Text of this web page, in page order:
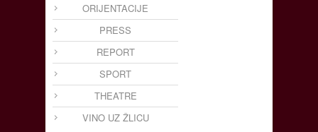
ORIJENTACIJE
PRESS
REPORT
SPORT
THEATRE
VINO UZ ŽLICU